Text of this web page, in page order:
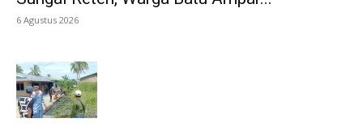
6 Agustus 2026